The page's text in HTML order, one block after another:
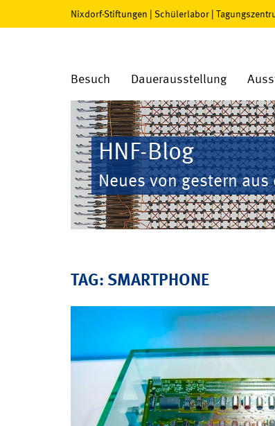
Nixdorf-Stiftungen | Schülerlabor |
Besuch Dauerausstellung
HNF-Blog
Neues von gestern
TAG: SMARTPHONE